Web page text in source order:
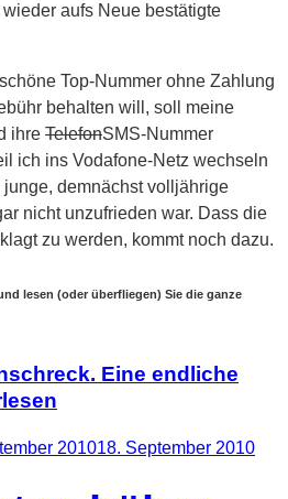
aufs Neue bestätigte
Top-Nummer ohne Zahlung
behalten will, soll meine
ihre TelefonSMS-Nummer
ich ins Vodafone-Netz wechseln
demnächst volljährige
nicht unzufrieden war. Dass die
zu werden, kommt noch dazu.
lesen (oder überfliegen) Sie die ganze
Eine endliche
201018. September 2010